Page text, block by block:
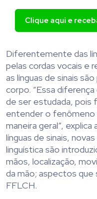
Clique aqui e
Diferentemente das
pelas cordas vocais e
as línguas de sinais
corpo. “Essa
de ser estudada, pois
entender o fenômeno
maneira geral”,
línguas de sinais,
linguística são
mãos, localização,
da mão; aspectos que
FFLCH.